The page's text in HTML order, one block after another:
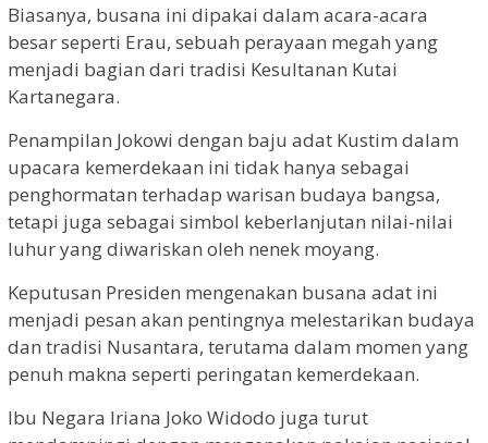
Biasanya, busana ini dipakai dalam acara-acara
besar seperti Erau, sebuah perayaan megah yang
menjadi bagian dari tradisi Kesultanan Kutai
Kartanegara.
Penampilan Jokowi dengan baju adat Kustim dalam
upacara kemerdekaan ini tidak hanya sebagai
penghormatan terhadap warisan budaya bangsa,
tetapi juga sebagai simbol keberlanjutan nilai-nilai
luhur yang diwariskan oleh nenek moyang.
Keputusan Presiden mengenakan busana adat ini
menjadi pesan akan pentingnya melestarikan budaya
dan tradisi Nusantara, terutama dalam momen yang
penuh makna seperti peringatan kemerdekaan.
Ibu Negara Iriana Joko Widodo juga turut